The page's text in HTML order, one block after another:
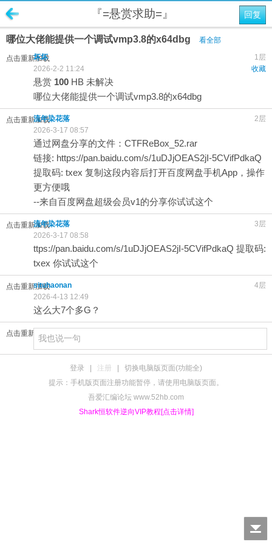
回复
『=悬赏求助=』
哪位大佬能提供一个调试vmp3.8的x64dbg 看全部
点击重新加载 1层
坏坏
收藏
2026-2-2 11:24
悬赏 100 HB 未解决
哪位大佬能提供一个调试vmp3.8的x64dbg
点击重新加载 2层
流年染花落
2026-3-17 08:57
通过网盘分享的文件：CTFReBox_52.rar
链接: https://pan.baidu.com/s/1uDJjOEAS2jI-5CVifPdkaQ
提取码: txex 复制这段内容后打开百度网盘手机App，操作
更方便哦
--来自百度网盘超级会员v1的分享你试试这个
点击重新加载 3层
流年染花落
2026-3-17 08:58
ttps://pan.baidu.com/s/1uDJjOEAS2jI-5CVifPdkaQ 提取码:
txex 你试试这个
点击重新加载 4层
situhaonan
2026-4-13 12:49
这么大7个多G？
点击重新加载
登录 注册
切换电脑版页面(功能全)
提示：手机版页面注册功能暂停，请使用电脑版页面。
吾爱汇编论坛 www.52hb.com
Shark恒软件逆向VIP教程[点击详情]